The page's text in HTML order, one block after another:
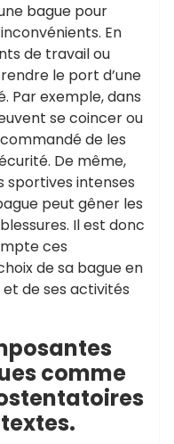
bague pour
En
de travail ou
le port d’une
Par exemple, dans
se coincer ou
de les
De même,
sportives intenses
peut gêner les
Il est donc
ces
de sa bague en
de ses activités
comme